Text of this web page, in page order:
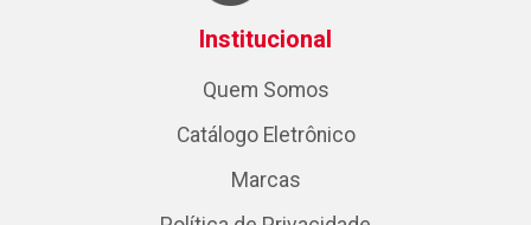
Institucional
Quem Somos
Catálogo Eletrônico
Marcas